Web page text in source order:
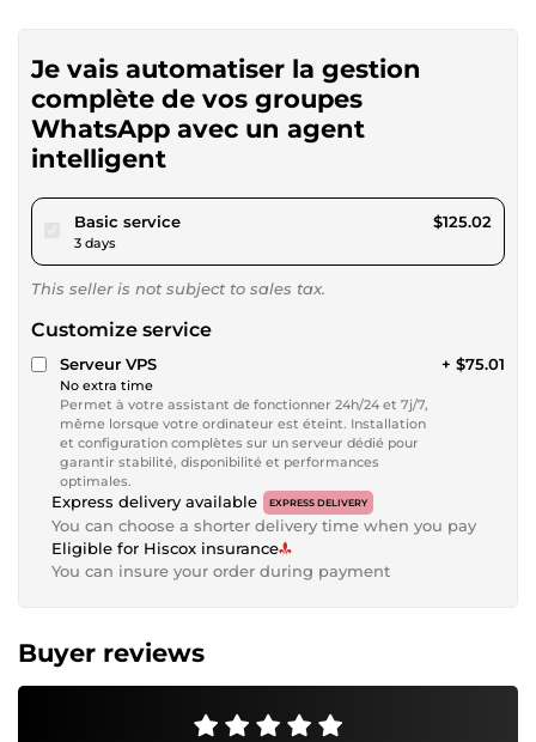
Je vais automatiser la gestion
complète de vos groupes
WhatsApp avec un agent
intelligent
Basic servicepour $115.22
3 days
$125.02
This seller is not subject to sales tax.
Customize service
Serveur VPS
No extra time
Permet à votre assistant de fonctionner 24h/24 et 7j/7,
même lorsque votre ordinateur est éteint. Installation
et configuration complètes sur un serveur dédié pour
garantir stabilité, disponibilité et performances
optimales.
+ $75.01
Express delivery available EXPRESS DELIVERY
You can choose a shorter delivery time when you pay
Eligible for Hiscox insurance
You can insure your order during payment
Buyer reviews